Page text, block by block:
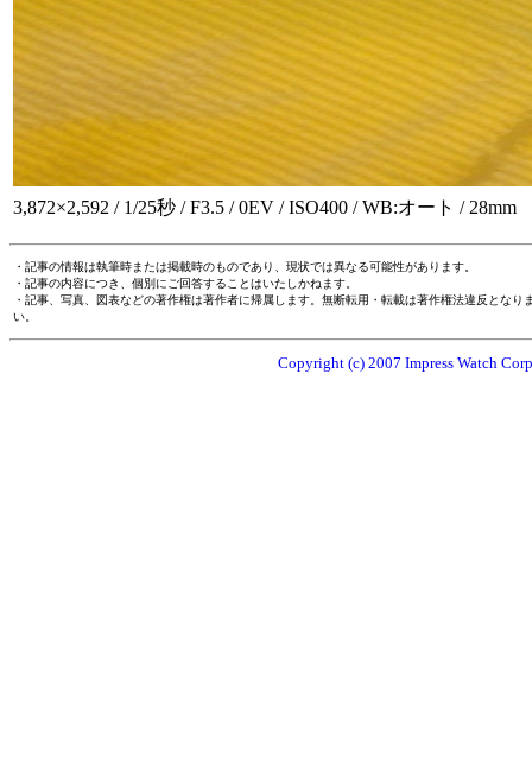
3,872×2,592 / 1/25秒 / F3.5 / 0EV / ISO400 / WB:オート / 28mm
・記事の情報は執筆時または掲載時のものであり、現状では異なる可能性があります。
・記事の内容につき、個別にご回答することはいたしかねます。
・記事、写真、図表などの著作権は著作者に帰属します。無断転用・転載は著作権法違反とな
い。
Copyright (c) 2007 Impress Watch